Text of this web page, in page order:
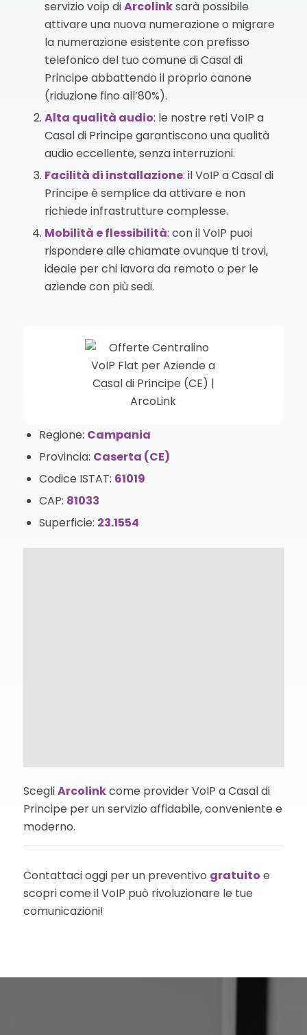
servizio voip diArcolinksarà possibile
attivare una nuova numerazione o migrare
la numerazione esistente con prefisso
telefonico del tuo comune di Casal di
Principe abbattendo il proprio canone
(riduzione fino all’80%).
Alta qualità audio: le nostre reti VoIP a
Casal di Principe garantiscono una qualità
audio eccellente, senza interruzioni.
Facilità di installazione: il VoIP a Casal di
Principe è semplice da attivare e non
richiede infrastrutture complesse.
Mobilità e flessibilità: con il VoIP puoi
rispondere alle chiamate ovunque ti trovi,
ideale per chi lavora da remoto o per le
aziende con più sedi.
Regione: Campania
Provincia: Caserta (CE)
Codice ISTAT: 61019
CAP: 81033
Superficie: 23.1554
ScegliArcolinkcome provider VoIP a Casal di
Principe per un servizio affidabile, conveniente e
moderno.
Contattaci oggi per un preventivo gratuito e
scopri come il VoIP può rivoluzionare le tue
comunicazioni!